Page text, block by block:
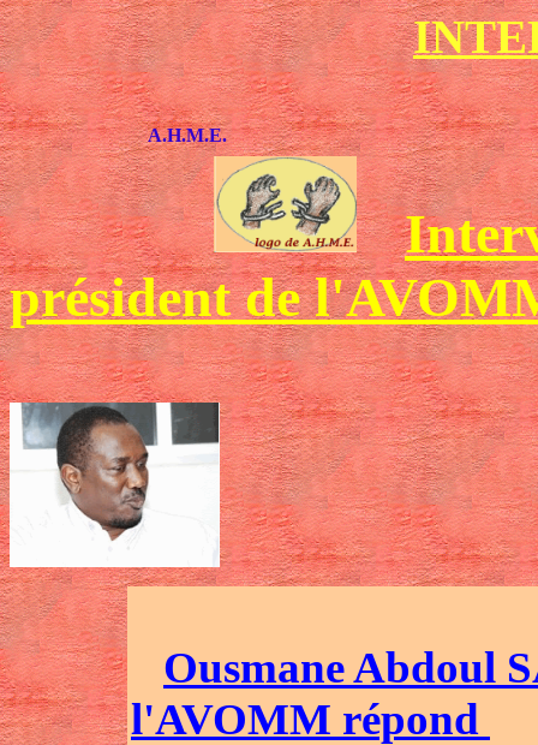
A.H.M.E.
président de
Ousmane Abdoul
l'AVOMM répond